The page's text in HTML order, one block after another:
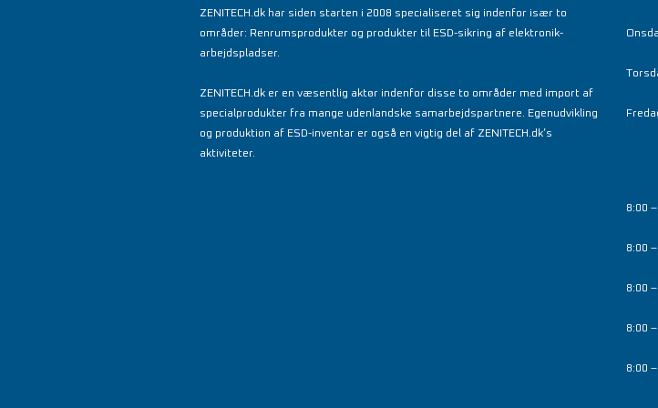
fornyede sålemateriale bevarer
fleksibilitet bedre end tidligere i
overflader. Hele
forebygger belastning og stød i
rygsmerter, og forbedrer
FlexStep® sål i alt fodtøj fra Sievi.
ZENITECH.dk har siden starten i 2008 specialiseret sig indenfor især to
områder: Renrumsprodukter og produkter til ESD-sikring af elektronik-
arbejdspladser.
ZENITECH.dk er en væsentlig aktør indenfor disse to områder med import af
specialprodukter fra mange udenlandske samarbejdspartnere. Egenudvikling
og produktion af ESD-inventar er også en vigtig del af ZENITECH.dk’s
aktiviteter.
8:00
8:00
8:00
8:00
8:00